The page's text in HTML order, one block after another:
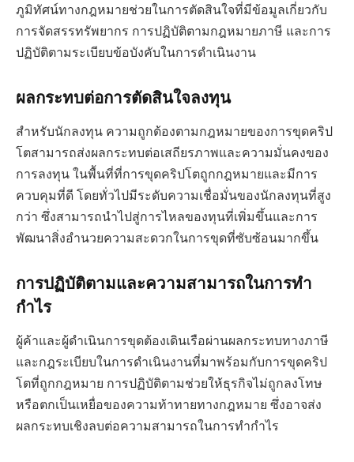
ภูมิทัศน์ทางกฎหมายช่วยในการตัดสินใจที่มีข้อมูลเกี่ยวกับ
การจัดสรรทรัพยากร การปฏิบัติตามกฎหมายภาษี และการ
ปฏิบัติตามระเบียบข้อบังคับในการดำเนินงาน
ผลกระทบต่อการตัดสินใจลงทุน
สำหรับนักลงทุน ความถูกต้องตามกฎหมายของการขุดคริป
โตสามารถส่งผลกระทบต่อเสถียรภาพและความมั่นคงของ
การลงทุน ในพื้นที่ที่การขุดคริปโตถูกกฎหมายและมีการ
ควบคุมที่ดี โดยทั่วไปมีระดับความเชื่อมั่นของนักลงทุนที่สูง
กว่า ซึ่งสามารถนำไปสู่การไหลของทุนที่เพิ่มขึ้นและการ
พัฒนาสิ่งอำนวยความสะดวกในการขุดที่ซับซ้อนมากขึ้น
การปฏิบัติตามและความสามารถในการทำ
กำไร
ผู้ค้าและผู้ดำเนินการขุดต้องเดินเรือผ่านผลกระทบทางภาษี
และกฎระเบียบในการดำเนินงานที่มาพร้อมกับการขุดคริป
โตที่ถูกกฎหมาย การปฏิบัติตามช่วยให้ธุรกิจไม่ถูกลงโทษ
หรือตกเป็นเหยื่อของความท้าทายทางกฎหมาย ซึ่งอาจส่ง
ผลกระทบเชิงลบต่อความสามารถในการทำกำไร